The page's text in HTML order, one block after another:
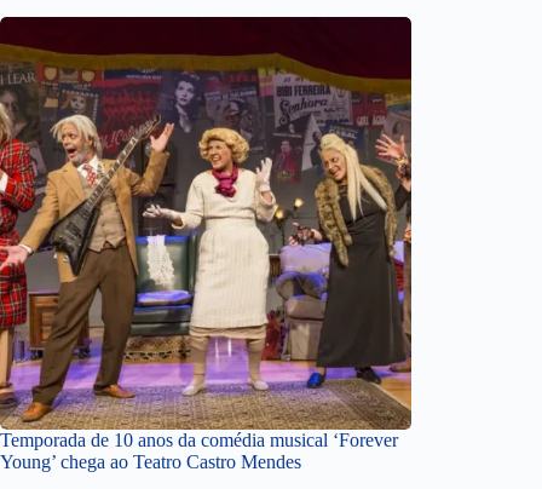
Temporada de 10 anos da comédia musical ‘Forever
Young’ chega ao Teatro Castro Mendes